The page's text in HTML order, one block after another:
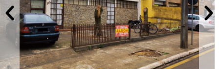
CONTATO